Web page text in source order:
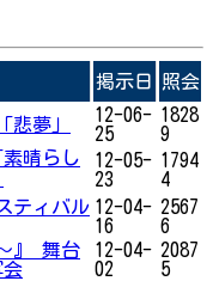
掲示日 照会
悲夢」
12-06-
25
1828
9
晴らし
12-05-
23
1794
4
ティバル 12-04-
16
2567
6
』 舞台
会
12-04-
02
2087
5